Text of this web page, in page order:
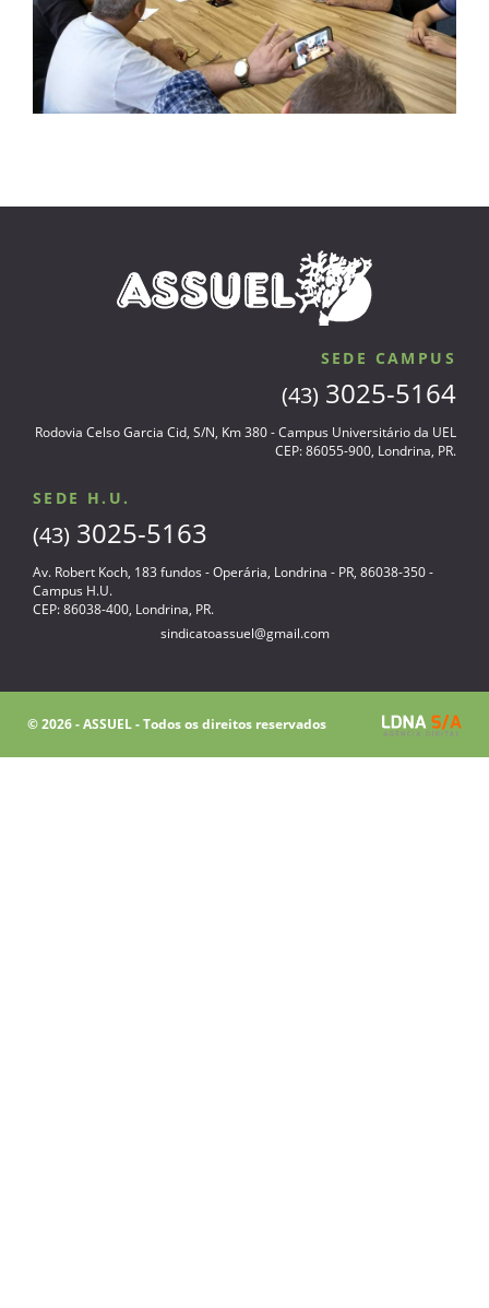
SEDE CAMPUS
(43) 3025-5164
Rodovia Celso Garcia Cid, S/N, Km 380 - Campus Universitário da UEL
CEP: 86055-900, Londrina, PR.
SEDE H.U.
(43) 3025-5163
Av. Robert Koch, 183 fundos - Operária, Londrina - PR, 86038-350 -
Campus H.U.
CEP: 86038-400, Londrina, PR.
sindicatoassuel@gmail.com
© 2026 - ASSUEL - Todos os direitos reservados